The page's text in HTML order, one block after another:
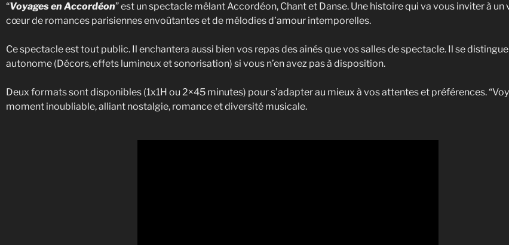
“Voyages en Accordéon” est un spectacle mêlant Accordéon, Chant et Danse. Une histoire qui va vous inviter à
cœur de romances parisiennes envoûtantes et de mélodies d’amour intemporelles.
Ce spectacle est tout public. Il enchantera aussi bien vos repas des ainés que vos salles de spectacle. Il se
autonome (Décors, effets lumineux et sonorisation) si vous n’en avez pas à disposition.
Deux formats sont disponibles (1x1H ou 2×45 minutes) pour s’adapter au mieux à vos attentes et préférences.
moment inoubliable, alliant nostalgie, romance et diversité musicale.